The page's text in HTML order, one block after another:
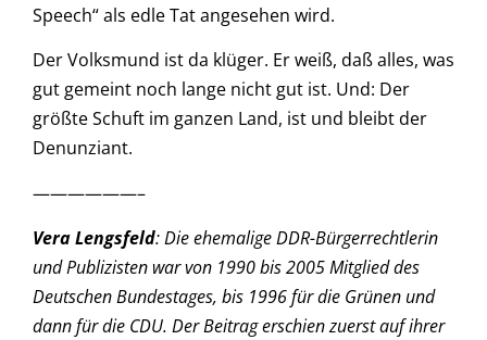
Speech“ als edle Tat angesehen wird.
Der Volksmund ist da klüger. Er weiß, daß alles, was
gut gemeint noch lange nicht gut ist. Und: Der
größte Schuft im ganzen Land, ist und bleibt der
Denunziant.
——————–
Vera Lengsfeld: Die ehemalige DDR-Bürgerrechtlerin
und Publizisten war von 1990 bis 2005 Mitglied des
Deutschen Bundestages, bis 1996 für die Grünen und
dann für die CDU. Der Beitrag erschien zuerst auf ihrer